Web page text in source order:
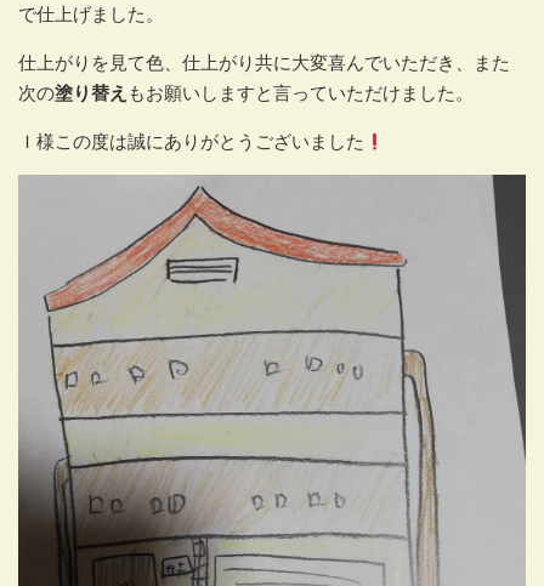
で仕上げました。
仕上がりを見て色、仕上がり共に大変喜んでいただき、また
次の塗り替え もお願いしますと言っていただけました。
Ｉ様この度は誠にありがとうございました